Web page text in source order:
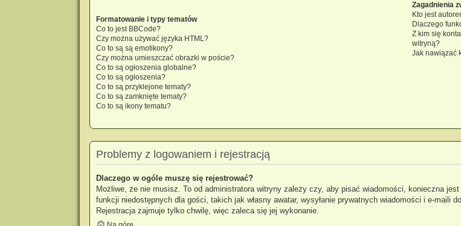
Formatowanie i typy tematów
Co to jest BBCode?
Czy można używać języka HTML?
Co to są są emotikony?
Czy można umieszczać obrazki w poście?
Co to są ogłoszenia globalne?
Co to są ogłoszenia?
Co to są przyklejone tematy?
Co to są zamknięte tematy?
Co to są ikony tematu?
Zagadnienia
Kto jest
Dlaczego
Z kim się
witryną?
Jak nawiązać
Problemy z logowaniem i rejestracją
Dlaczego w ogóle muszę się rejestrować?
Możliwe, że nie musisz. To od administratora witryny zależy czy, aby pisać wiadomości, konieczna
funkcji niedostępnych dla gości, takich jak własny awatar, wysyłanie prywatnych wiadomości i e-maili
Rejestracja zajmuje tylko chwilę, więc zaleca się jej wykonanie.